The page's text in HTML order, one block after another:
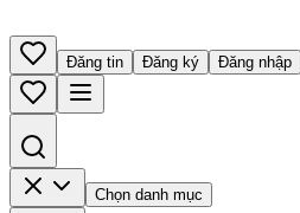
Đăng tin Đăng ký Đăng nhập
Chọn danh mục